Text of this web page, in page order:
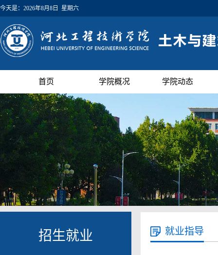
今天是： 2026年8月8日 星期六
首页 学院概况 学院动态
招生就业 就业指导